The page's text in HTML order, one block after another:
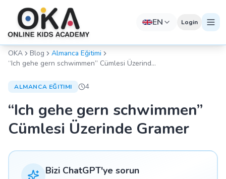
EN Login
OKA Blog
Almanca Eğitimi
“Ich gehe gern schwimmen” Cümlesi Üzerinde
ALMANCA EĞITIMI 4
“Ich gehe gern schwimmen”
Cümlesi Üzerinde Gramer
Bizi ChatGPT'ye sorun